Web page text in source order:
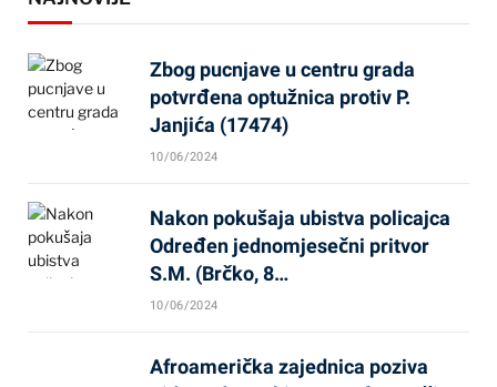
Zbog pucnjave u centru grada
potvrđena optužnica protiv P.
Janjića (17474)
10/06/2024
Nakon pokušaja ubistva policajca
Određen jednomjesečni pritvor
S.M. (Brčko, 8…
10/06/2024
Afroamerička zajednica poziva